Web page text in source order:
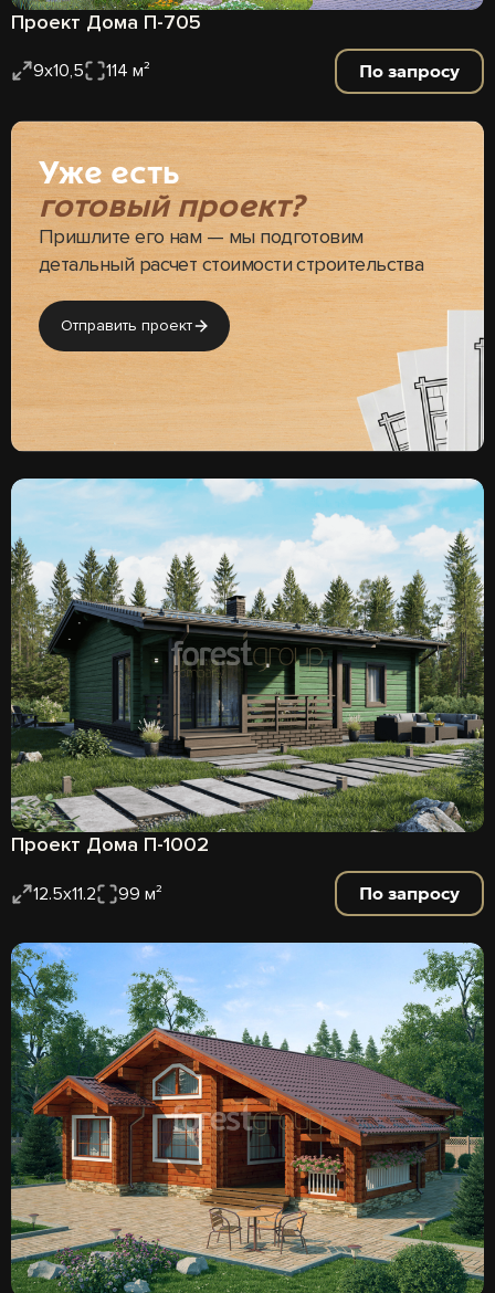
Проект Дома П-705
9х10,5 114 м² По запросу
Уже есть
готовый проект?
Пришлите его нам — мы подготовим
детальный расчет стоимости строительства
Отправить проект
Проект Дома П-1002
12.5х11.2 99 м² По запросу